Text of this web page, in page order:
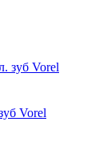
Vorel